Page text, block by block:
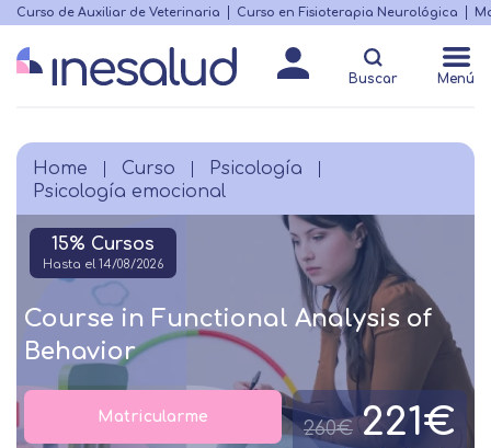
Skip
main
content
Menú
destacado
Curso de Auxiliar de Veterinaria Curso en Fisioterapia Neurológica
Buscar Menú
Breadcrumb
Home Curso
Psicología
Psicología emocional
15% Cursos
Hasta el 14/08/2026
Course in Functional Analysis of
Behavior
260€ 221€
Matricularme
Matricularme